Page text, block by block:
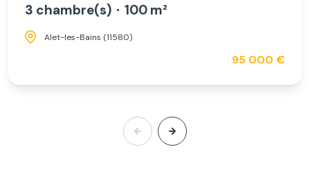
3 chambre(s)
100 m²
Alet-les-Bains (11580)
95 000 €